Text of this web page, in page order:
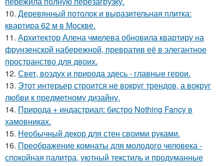
10. Деревянный потолок и выразительная плитка:
квартира 62 м в Москве.
11. Архитектор Алена чмелева обновила квартиру на
фрунзенской набережной, превратив её в элегантное
пространство для двоих.
12. Свет, воздух и природа здесь - главные герои.
13. Этот интерьер строится не вокруг трендов, а вокруг
любви к предметному дизайну.
14. Природа + индастриал: бистро Nothing Fancy в
хамовниках.
15. Необычный декор для стен своими руками.
16. Преображение комнаты для молодого человека -
спокойная палитра, уютный текстиль и продуманные